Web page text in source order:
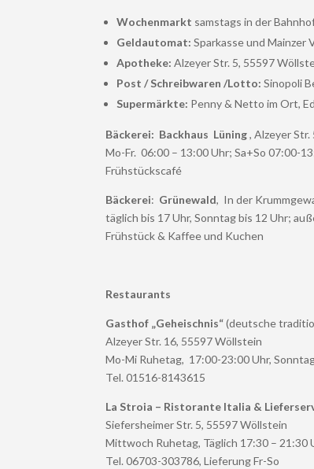
Wochenmarkt samstags in der
Geldautomat: Sparkasse und Mainzer
Apotheke: Alzeyer Str. 5, 55597
Post / Schreibwaren /Lotto: Sinopoli
Supermärkte: Penny & Netto im Ort,
Bäckerei: Backhaus Lüning, Alzeyer
Mo-Fr. 06:00 – 13:00 Uhr; Sa+So 07:00-
Frühstückscafé
Bäckerei: Grünewald, In der
täglich bis 17 Uhr, Sonntag bis 12 Uhr;
Frühstück & Kaffee und Kuchen
Restaurants
Gasthof „Geheischnis“(deutsche
Alzeyer Str. 16, 55597 Wöllstein
Mo-Mi Ruhetag, 17:00-23:00 Uhr,
Tel. 01516-8143615
La Stroia – Ristorante Italia &
Siefersheimer Str. 5, 55597 Wöllstein
Mittwoch Ruhetag, Täglich 17:30 – 21:30
Tel. 06703-303786, Lieferung Fr-So